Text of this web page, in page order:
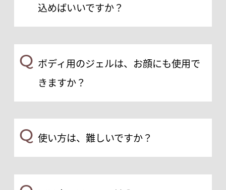
込めばいいですか？
Q ボディ用のジェルは、お顔にも使用で
きますか？
Q 使い方は、難しいですか？